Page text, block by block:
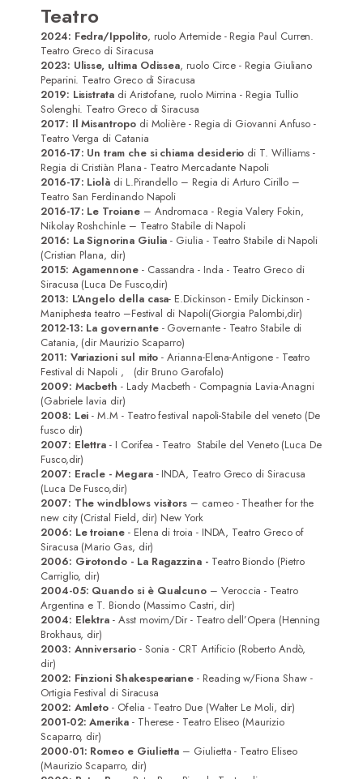
Home
Attrici
Registi/Sceneggiatori
DoP
Musicisti
Contatti
Teatro
2024: Fedra/Ippolito, ruolo Artemide - Regia Paul Curren.
Teatro Greco di Siracusa
2023: Ulisse, ultima Odissea, ruolo Circe - Regia Giuliano
Peparini. Teatro Greco di Siracusa
2019: Lisistrata di Aristofane, ruolo Mirrina - Regia Tullio
Solenghi. Teatro Greco di Siracusa
2017: Il Misantropodi Molière - Regia di Giovanni Anfuso -
Teatro Verga di Catania
2016-17: Un tram che si chiama desiderio di T. Williams -
Regia di Cristiàn Plana - Teatro Mercadante Napoli
2016-17: Liolà di L.Pirandello – Regia di Arturo Cirillo –
Teatro San Ferdinando Napoli
2016-17: Le Troiane– Andromaca - Regia Valery Fokin,
Nikolay Roshchinle – Teatro Stabile di Napoli
2016: La Signorina Giulia - Giulia - Teatro Stabile di Napoli
(Cristian Plana, dir)
2015: Agamennone - Cassandra - Inda - Teatro Greco di
Siracusa (Luca De Fusco,dir)
2013: L’Angelo della casa- E.Dickinson - Emily Dickinson -
Maniphesta teatro –Festival di Napoli(Giorgia Palombi,dir)
2012-13: La governante- Governante - Teatro Stabile di
Catania, (dir Maurizio Scaparro)
2011: Variazioni sul mito - Arianna-Elena-Antigone - Teatro
Festival di Napoli , (dir Bruno Garofalo)
2009: Macbeth - Lady Macbeth - Compagnia Lavia-Anagni
(Gabriele lavia dir)
2008: Lei - M.M - Teatro festival napoli-Stabile del veneto (De
fusco dir)
2007: Elettra - I Corifea - Teatro Stabile del Veneto (Luca De
Fusco,dir)
2007: Eracle - Megara- INDA, Teatro Greco di Siracusa
(Luca De Fusco,dir)
2007: The windblows visitors – cameo - Theather for the
new city (Cristal Field, dir) New York
2006: Le troiane- Elena di troia - INDA, Teatro Greco of
Siracusa (Mario Gas, dir)
2006: Girotondo - La Ragazzina - Teatro Biondo (Pietro
Carriglio, dir)
2004-05: Quando si è Qualcuno – Veroccia - Teatro
Argentina e T. Biondo (Massimo Castri, dir)
2004: Elektra - Asst movim/Dir - Teatro dell’Opera (Henning
Brokhaus, dir)
2003: Anniversario- Sonia - CRT Artificio (Roberto Andò,
dir)
2002: Finzioni Shakespeariane - Reading w/Fiona Shaw -
Ortigia Festival di Siracusa
2002: Amleto- Ofelia - Teatro Due (Walter Le Moli, dir)
2001-02: Amerika - Therese - Teatro Eliseo (Maurizio
Scaparro, dir)
2000-01: Romeo e Giulietta – Giulietta - Teatro Eliseo
(Maurizio Scaparro, dir)